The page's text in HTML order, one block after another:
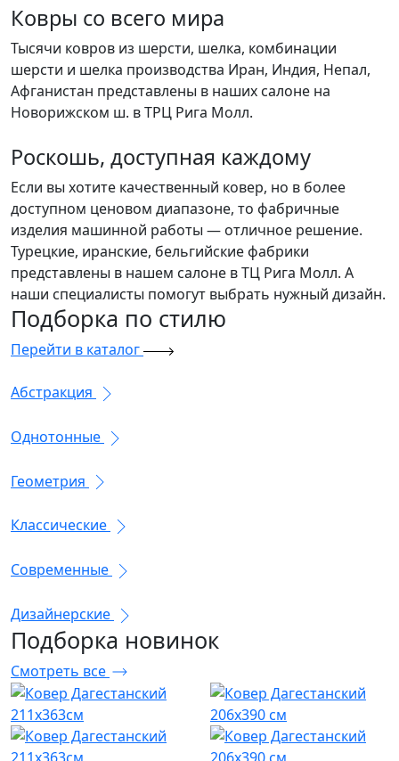
Ковры со всего мира
Тысячи ковров из шерсти, шелка, комбинации
шерсти и шелка производства Иран, Индия, Непал,
Афганистан представлены в наших салоне на
Новорижском ш. в ТРЦ Рига Молл.
Роскошь, доступная каждому
Если вы хотите качественный ковер, но в более
доступном ценовом диапазоне, то фабричные
изделия машинной работы — отличное решение.
Турецкие, иранские, бельгийские фабрики
представлены в нашем салоне в ТЦ Рига Молл. А
наши специалисты помогут выбрать нужный дизайн.
Подборка по стилю
Перейти в каталог
Абстракция
Однотонные
Геометрия
Классические
Современные
Дизайнерские
Подборка новинок
Смотреть все